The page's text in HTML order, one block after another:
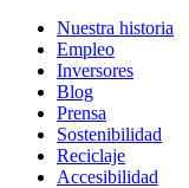
Nuestra historia
Empleo
Inversores
Blog
Prensa
Sostenibilidad
Reciclaje
Accesibilidad